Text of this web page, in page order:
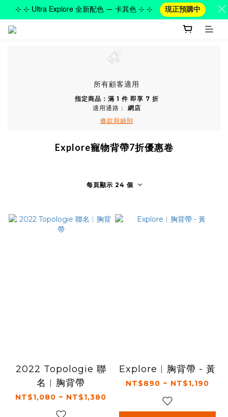
所有顧客適用
指定商品：滿 1 件 即享 7 折
適用通路： 網店
條款與細則
Explore寵物背帶7折優惠卷
每頁顯示 24 個
2022 Topologie 聯
名︱胸背帶
NT$1,080 ~ NT$1,380
Explore︱胸背帶 - 黃
NT$890 ~ NT$1,190
⊹ ⊹ Ultra Explore 全新配色 — 卡其色 ⊹ ⊹ 現正預購中